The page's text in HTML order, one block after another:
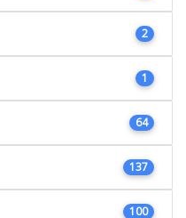
2
1
64
137
100